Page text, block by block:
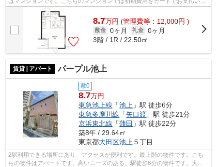
ただけます。利便性の高い徒歩9分の物件...
8.7万円 (管理費等：12,000円 )
敷金 0ヶ月 礼金 0ヶ月
3階 / 1R / 22.50㎡
賃貸 | アパート パープル池上
敷0
8.7万円
東急池上線 「池上 」駅 徒歩6分
東急多摩川線 「矢口渡 」駅 徒歩21分
京浜東北線 「蒲田 」駅 徒歩22分
築8年 / 29.64㎡
東京都大田区池上 ５丁目
2駅利用できる場所にあり、アクセスが便利です。最上階の物件です。こち
らの物件はアパートです。高いニーズのある、駅徒歩6分の物件です。大田